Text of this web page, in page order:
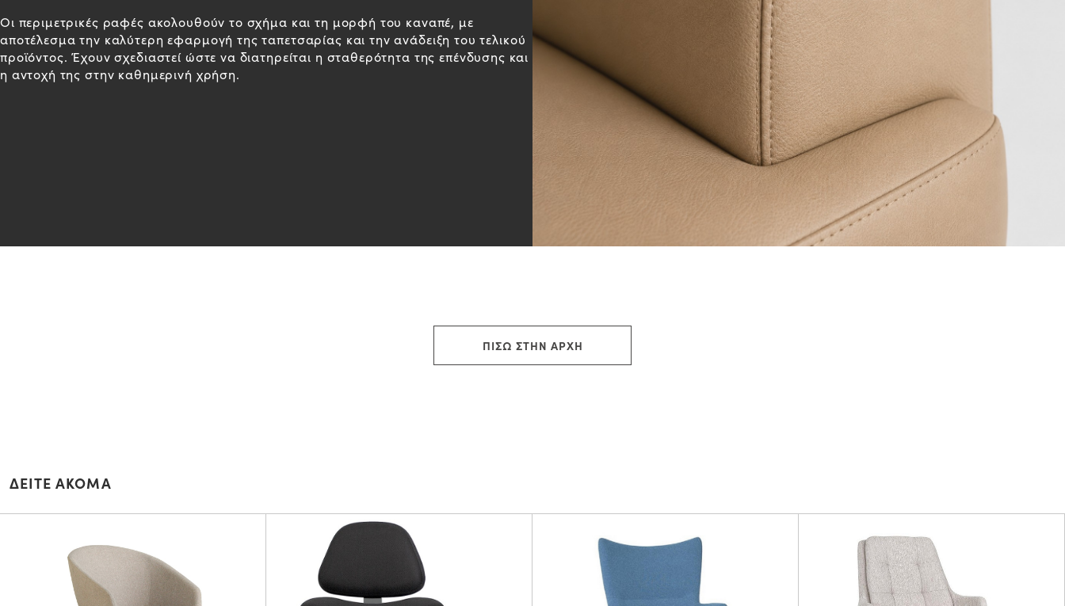
Οι περιμετρικές ραφές ακολουθούν το σχήμα και τη μορφή του καναπέ, με
αποτέλεσμα την καλύτερη εφαρμογή της ταπετσαρίας και την ανάδειξη του τελικού
προϊόντος. Έχουν σχεδιαστεί ώστε να διατηρείται η σταθερότητα της επένδυσης και
η αντοχή της στην καθημερινή χρήση.
ΠΙΣΩ ΣΤΗΝ ΑΡΧΗ
ΔΕΙΤΕ ΑΚΟΜΑ